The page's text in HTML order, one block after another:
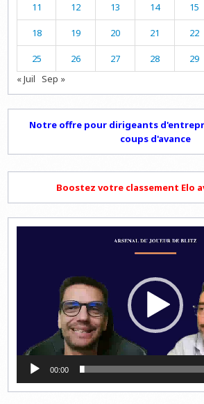
11 12 13 14 15
18 19 20 21 22
25 26 27 28 29
« Juil Sep »
Notre offre pour dirigeants
coups d'avance
Boostez votre classement Elo
00:00